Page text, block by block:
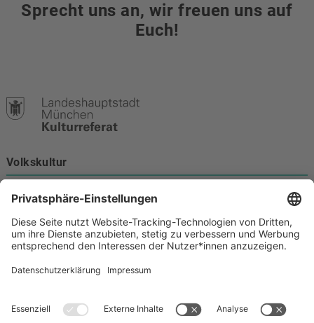
Sprecht uns an, wir freuen uns auf
Euch!
Volkskultur
80331 München
Kontakt
089 233-21172
volkskultur@muenchen.de
Volkskultur auf Facebook
Volkskultur Instagram
Volkskultur auf Youtube